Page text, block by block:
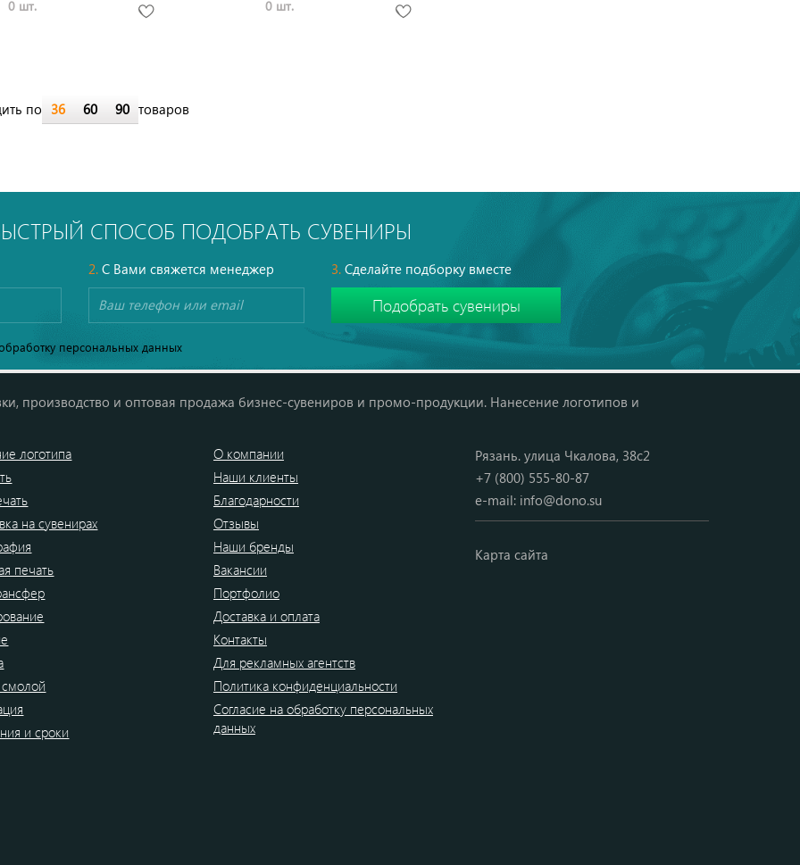
0 шт. 0 шт.
по 36 60 90 товаров
СПОСОБ ПОДОБРАТЬ СУВЕНИРЫ
2.С Вами свяжется менеджер 3. Сделайте подборку вместе
персональных данных
производство и оптовая продажа бизнес-сувениров и промо-продукции. Нанесение логотипов и
логотипа
на сувенирах
печать
смолой
и сроки
О компании
Наши клиенты
Благодарности
Отзывы
Наши бренды
Вакансии
Портфолио
Доставка и оплата
Контакты
Для рекламных агентств
Политика конфиденциальности
Согласие на обработку персональных
данных
Рязань. улица Чкалова, 38с2
+7 (800) 555-80-87
e-mail: info@dono.su
Карта сайта